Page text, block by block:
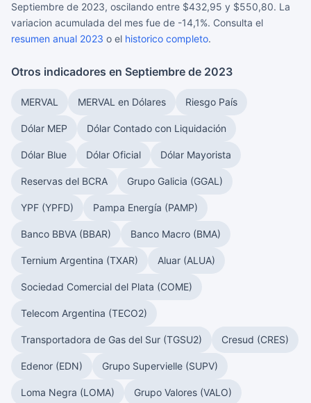
Septiembre de 2023, oscilando entre $432,95 y $550,80. La
variacion acumulada del mes fue de -14,1%. Consulta el
resumen anual 2023 o el historico completo.
Otros indicadores en Septiembre de 2023
MERVAL MERVAL en Dólares Riesgo País
Dólar MEP Dólar Contado con Liquidación
Dólar Blue Dólar Oficial Dólar Mayorista
Reservas del BCRA Grupo Galicia (GGAL)
YPF (YPFD) Pampa Energía (PAMP)
Banco BBVA (BBAR) Banco Macro (BMA)
Ternium Argentina (TXAR) Aluar (ALUA)
Sociedad Comercial del Plata (COME)
Telecom Argentina (TECO2)
Transportadora de Gas del Sur (TGSU2) Cresud (CRES)
Edenor (EDN) Grupo Supervielle (SUPV)
Loma Negra (LOMA) Grupo Valores (VALO)